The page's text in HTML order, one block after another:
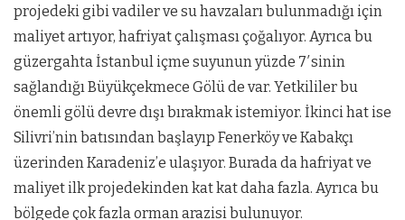
projedeki gibi vadiler ve su havzaları bulunmadığı için
maliyet artıyor, hafriyat çalışması çoğalıyor. Ayrıca bu
güzergahta İstanbul içme suyunun yüzde 7′sinin
sağlandığı Büyükçekmece Gölü de var. Yetkililer bu
önemli gölü devre dışı bırakmak istemiyor. İkinci hat ise
Silivri’nin batısından başlayıp Fenerköy ve Kabakçı
üzerinden Karadeniz’e ulaşıyor. Burada da hafriyat ve
maliyet ilk projedekinden kat kat daha fazla. Ayrıca bu
bölgede çok fazla orman arazisi bulunuyor.